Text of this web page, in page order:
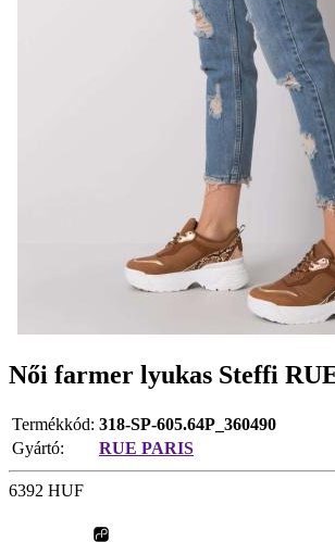
Női farmer lyukas Steffi
Termékkód: 318-SP-605.64P_360490
Gyártó:
RUE PARIS
6392 HUF